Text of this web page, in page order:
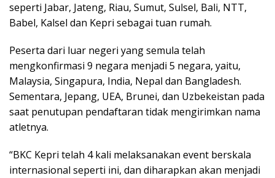
seperti Jabar, Jateng, Riau, Sumut, Sulsel, Bali, NTT,
Babel, Kalsel dan Kepri sebagai tuan rumah.
Peserta dari luar negeri yang semula telah
mengkonfirmasi 9 negara menjadi 5 negara, yaitu,
Malaysia, Singapura, India, Nepal dan Bangladesh.
Sementara, Jepang, UEA, Brunei, dan Uzbekeistan pada
saat penutupan pendaftaran tidak mengirimkan nama
atletnya.
“BKC Kepri telah 4 kali melaksanakan event berskala
internasional seperti ini, dan diharapkan akan menjadi